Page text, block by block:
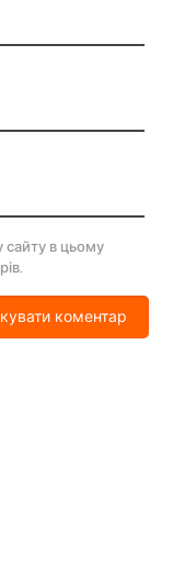
сайту в цьому